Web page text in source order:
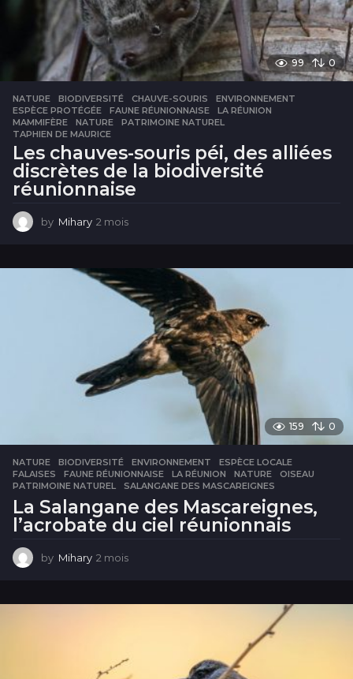
99 0
NATURE BIODIVERSITÉ ,CHAUVE-SOURIS ,ENVIRONNEMENT
ESPÈCE PROTÉGÉE
,FAUNE RÉUNIONNAISE ,LA RÉUNION
MAMMIFÈRE
,NATURE ,PATRIMOINE NATUREL
TAPHIEN DE MAURICE
Les chauves-souris péi, des alliées
discrètes de la biodiversité
réunionnaise
by Mihary 2 mois
159 0
NATURE BIODIVERSITÉ ,ENVIRONNEMENT ,ESPÈCE LOCALE
FALAISES
,FAUNE RÉUNIONNAISE ,LA RÉUNION ,NATURE ,OISEAU
PATRIMOINE NATUREL
,SALANGANE DES MASCAREIGNES
La Salangane des Mascareignes,
l’acrobate du ciel réunionnais
by Mihary 2 mois
i